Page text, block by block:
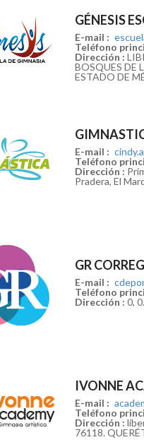
GÉNESIS
E-mail :
Teléfono
Dirección :
BOSQUES DE
ESTADO DE
E-mail :
Teléfono
Dirección :
Pradera, El
GR
E-mail :
Teléfono
Dirección : 0,
IVONNE
E-mail :
Teléfono
Dirección :
76118.